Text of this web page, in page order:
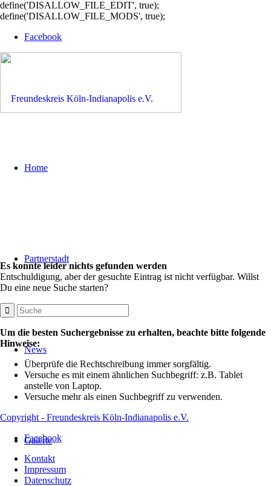
define('DISALLOW_FILE_EDIT', true);
define('DISALLOW_FILE_MODS', true);
Facebook
Home
Partnerstadt
News
Galerie
Es konnte leider nichts gefunden werden
Entschuldigung, aber der gesuchte Eintrag ist nicht verfügbar. Willst
Du eine neue Suche starten?
Um die besten Suchergebnisse zu erhalten, beachte bitte folgende
Hinweise:
Überprüfe die Rechtschreibung immer sorgfältig.
Versuche es mit einem ähnlichen Suchbegriff: z.B. Tablet
anstelle von Laptop.
Versuche mehr als einen Suchbegriff zu verwenden.
Copyright - Freundeskreis Köln-Indianapolis e.V.
Facebook
Kontakt
Impressum
Datenschutz